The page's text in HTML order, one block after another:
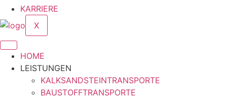
KARRIERE
X
HOME
LEISTUNGEN
KALKSANDSTEINTRANSPORTE
BAUSTOFFTRANSPORTE